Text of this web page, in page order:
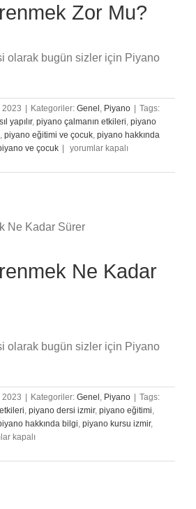
Zor Mu?
olarak bugün sizler için Piyano
2023 Kategoriler: Genel , Piyano
Tags:
yapılır, piyano çalmanın etkileri, piyano
, piyano eğitimi ve çocuk, piyano hakkında
ve çocuk
Piyano
Zor
yorumlar kapalı
Ne Kadar
olarak bugün sizler için Piyano
2023 | Kategoriler: Genel Piyano | Tags:
piyano dersi izmir, piyano eğitimi
hakkında bilgi piyano kursu izmir,
kapalı